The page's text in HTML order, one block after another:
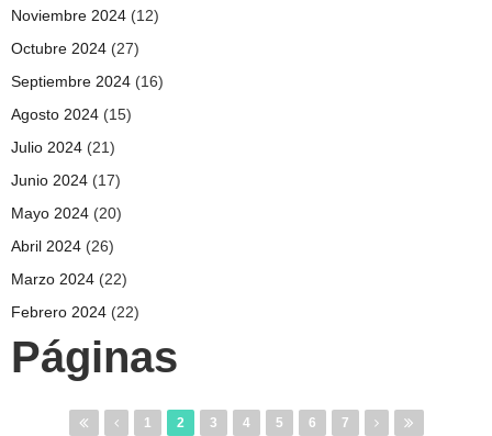
Noviembre 2024 (12)
Octubre 2024 (27)
Septiembre 2024 (16)
Agosto 2024 (15)
Julio 2024 (21)
Junio 2024 (17)
Mayo 2024 (20)
Abril 2024 (26)
Marzo 2024 (22)
Febrero 2024 (22)
Páginas
1 2 3 4 5 6 7